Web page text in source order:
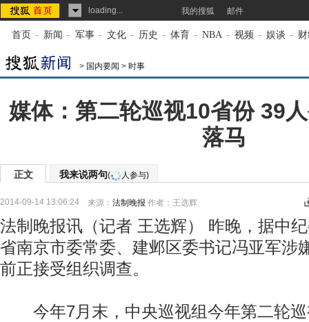
loading... 我的搜狐 邮件
首页 - 新闻 - 军事 - 文化 - 历史 - 体育 - NBA - 视频 - 娱谈 -
> 国内要闻 > 时事
媒体：第二轮巡视10省份 39
落马
正文 我来说两句( 人参与)
2014-09-14 13:06:24 来源： 法制晚报 作者：王选辉
法制晚报讯（记者 王选辉） 昨晚，据中
省南京市委常委、建邺区委书记冯亚军涉
前正接受组织调查。
今年7月末，中央巡视组今年第二轮巡